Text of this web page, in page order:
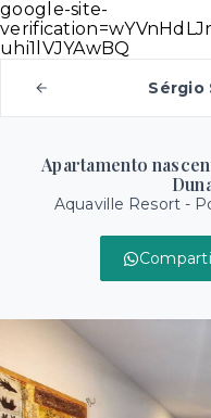
google-site-
uhi1lVJYAwBQ
Sérgio
Apartamento
Aquaville Resort -